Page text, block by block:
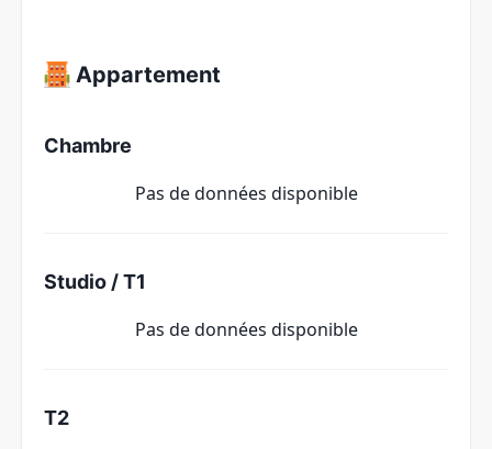
Appartement
Chambre
Pas de données disponible
Studio / T1
Pas de données disponible
T2